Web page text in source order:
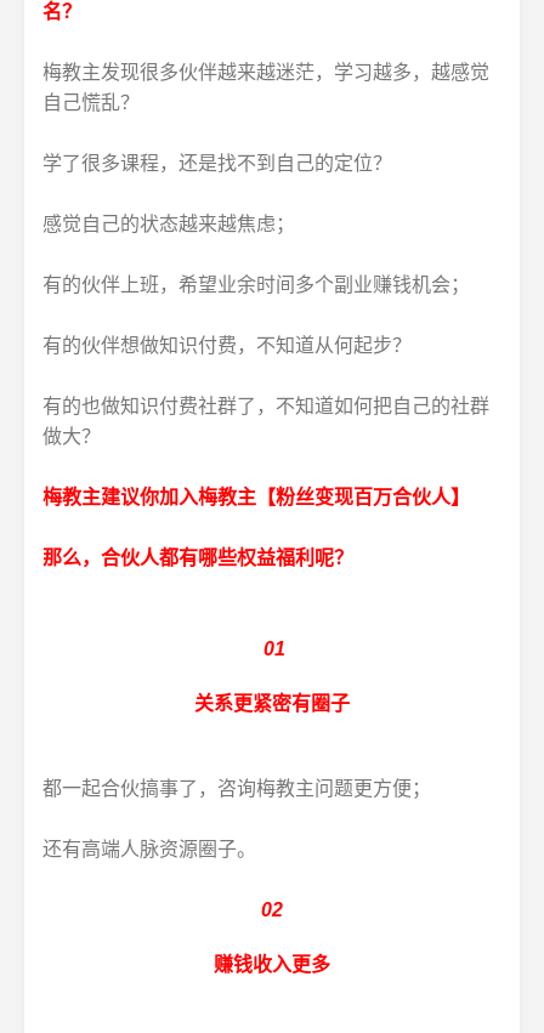
名？
梅教主发现很多伙伴越来越迷茫，学习越多，越感觉
自己慌乱？
学了很多课程，还是找不到自己的定位？
感觉自己的状态越来越焦虑；
有的伙伴上班，希望业余时间多个副业赚钱机会；
有的伙伴想做知识付费，不知道从何起步？
有的也做知识付费社群了，不知道如何把自己的社群
做大？
梅教主建议你加入梅教主【粉丝变现百万合伙人】
那么，合伙人都有哪些权益福利呢？
01
关系更紧密有圈子
都一起合伙搞事了，咨询梅教主问题更方便；
还有高端人脉资源圈子。
02
赚钱收入更多